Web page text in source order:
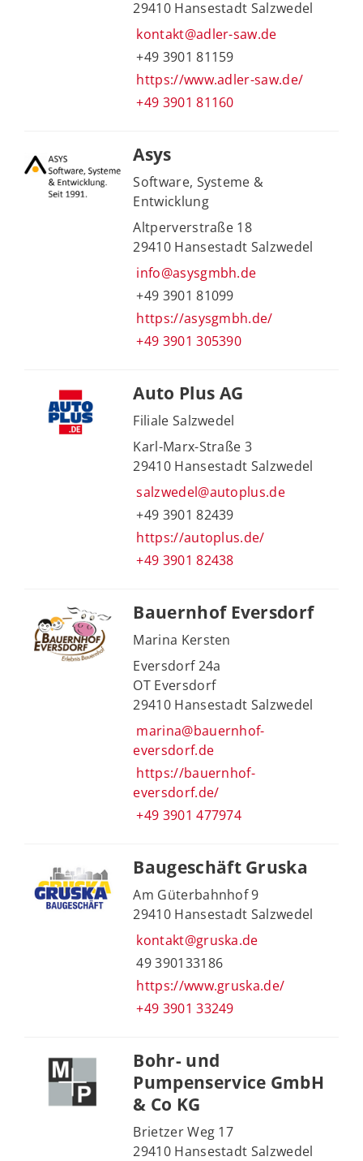
29410 Hansestadt Salzwedel
kontakt@adler-saw.de
+49 3901 81159
https://www.adler-saw.de/
+49 3901 81160
Asys
Software, Systeme &
Entwicklung
Altperverstraße 18
29410 Hansestadt Salzwedel
info@asysgmbh.de
+49 3901 81099
https://asysgmbh.de/
+49 3901 305390
Auto Plus AG
Filiale Salzwedel
Karl-Marx-Straße 3
29410 Hansestadt Salzwedel
salzwedel@autoplus.de
+49 3901 82439
https://autoplus.de/
+49 3901 82438
Bauernhof Eversdorf
Marina Kersten
Eversdorf 24a
OT Eversdorf
29410 Hansestadt Salzwedel
marina@bauernhof-
eversdorf.de
https://bauernhof-
eversdorf.de/
+49 3901 477974
Baugeschäft Gruska
Am Güterbahnhof 9
29410 Hansestadt Salzwedel
kontakt@gruska.de
49 390133186
https://www.gruska.de/
+49 3901 33249
Bohr- und
Pumpenservice GmbH
& Co KG
Brietzer Weg 17
29410 Hansestadt Salzwedel